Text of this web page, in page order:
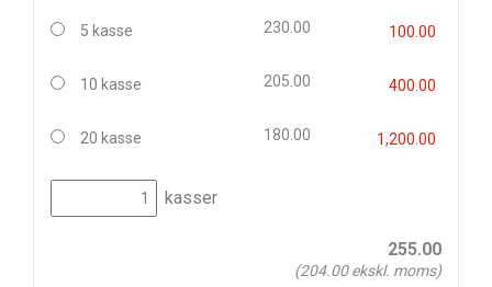
5 kasse 230.00 100.00
10 kasse 205.00 400.00
20 kasse 180.00 1,200.00
kasser
255.00
(204.00ekskl. moms)